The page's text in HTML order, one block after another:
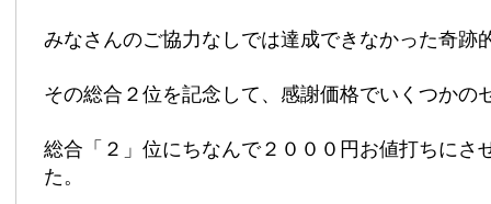
みなさんのご協力なしでは達成できなかった奇跡
その総合２位を記念して、感謝価格でいくつかの
総合「２」位にちなんで２０００円お値打ちにさ
た。